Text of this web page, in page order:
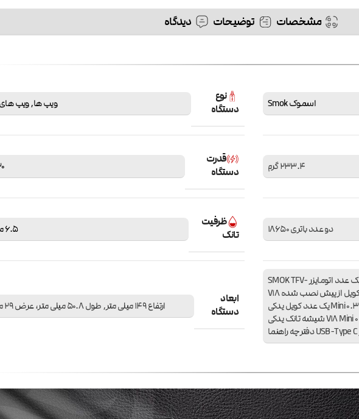
مشخصات توضیحات دیدگاه
اسموک Smok
نوع
دستگاه
ویپ ها,ویپ
233.4 گرم
قدرت
دستگاه
دو عدد باتری 18650
ظرفیت
تانک
6.5 میلی لیتر
دستگاه ویپ ماد Smok G-Priv4 یک عدد اتومایزر SMOK TFV-
18 Mini Tank 6.5ml یک عدد کویل از پیش نصب شده V18
Mini 0.33ohm Mesh Coil (80W-140W) یک عدد کویل یدکی
V18 Mini 0.15ohm Dual Coil (80W-110W) شیشه تانک یدکی
ابعاد
دستگاه
ارتفاع 149 میلی متر, طول 50.8 میلی متر، عرض 29 میلی متر